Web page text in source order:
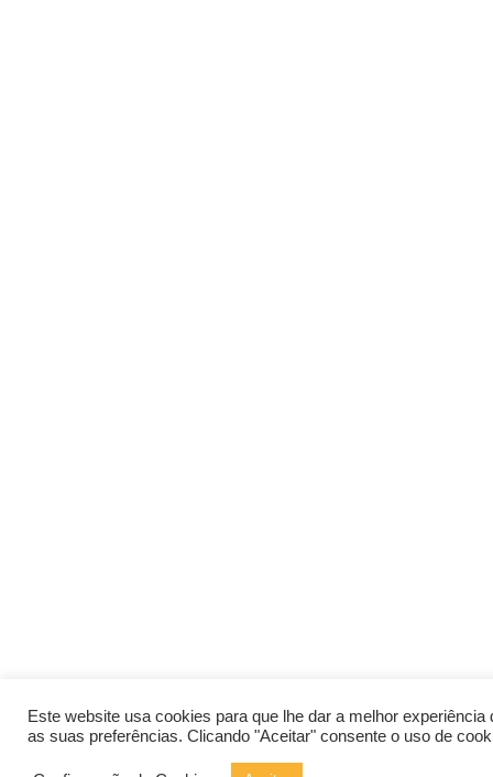
Este website usa cookies para que lhe dar a melhor experiência
as suas preferências. Clicando "Aceitar" consente o uso de